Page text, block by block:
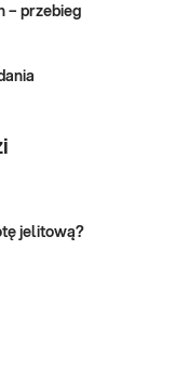
– przebieg
jelitową?